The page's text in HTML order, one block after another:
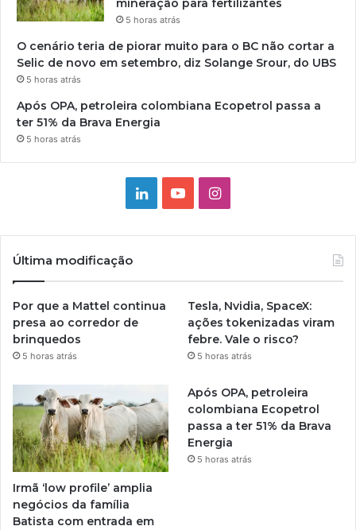
mineração para fertilizantes
5 horas atrás
O cenário teria de piorar muito para o BC não cortar a
Selic de novo em setembro, diz Solange Srour, do UBS
5 horas atrás
Após OPA, petroleira colombiana Ecopetrol passa a
ter 51% da Brava Energia
5 horas atrás
LinkedinYouTubeInstagram
Última modificação
Por que a Mattel continua
presa ao corredor de
brinquedos
5 horas atrás
Tesla, Nvidia, SpaceX:
ações tokenizadas viram
febre. Vale o risco?
5 horas atrás
Irmã ‘low profile’ amplia
negócios da família
Batista com entrada em
Após OPA, petroleira
colombiana Ecopetrol
passa a ter 51% da Brava
Energia
5 horas atrás